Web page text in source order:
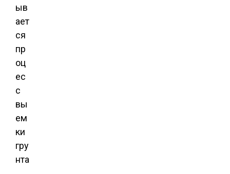
ыв
ает
ся
пр
оц
ес
с
вы
ем
ки
гру
нта